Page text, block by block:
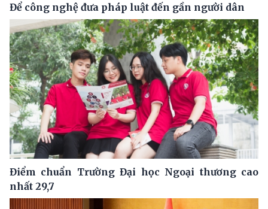
Để công nghệ đưa pháp luật đến gần người dân
Điểm chuẩn Trường Đại học Ngoại thương cao
nhất 29,7